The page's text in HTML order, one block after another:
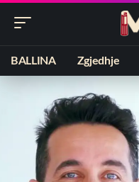
BALLINA Zgjedhje